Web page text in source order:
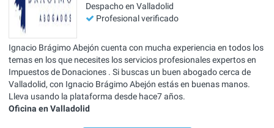
Despacho en Valladolid
Profesional verificado
Ignacio Brágimo Abejón cuenta con mucha experiencia en todos los
temas en los que necesites los servicios profesionales expertos en
Impuestos de Donaciones . Si buscas un buen abogado cerca de
Valladolid, con Ignacio Brágimo Abejón estás en buenas manos.
Lleva usando la plataforma desde hace7 años.
Oficina en Valladolid